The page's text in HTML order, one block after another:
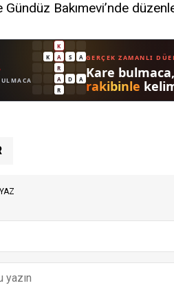
Gündüz Bakımevi’nde